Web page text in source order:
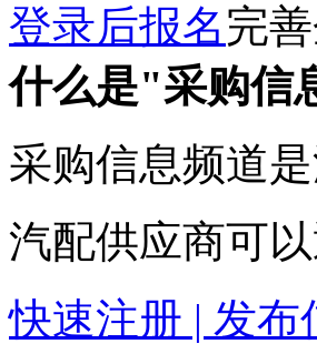
登录后报名完
什么是"采购信
采购信息频道
汽配供应商可
快速注册 | 发布